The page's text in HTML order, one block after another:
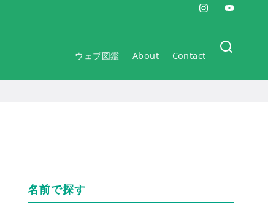
ウェブ図鑑 About Contact
名前で探す